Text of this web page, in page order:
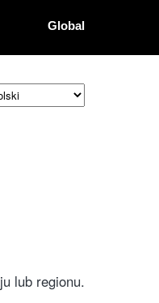
Global
lub regionu.